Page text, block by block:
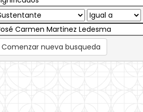
Comenzar nueva busqueda